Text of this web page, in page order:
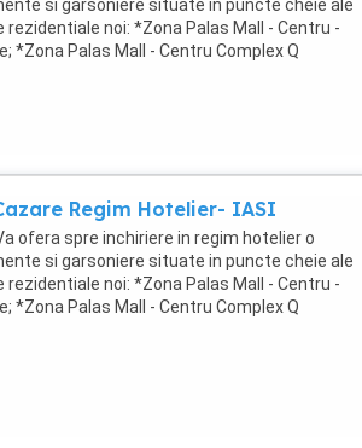
si garsoniere situate in puncte cheie ale
rezidentiale noi: *Zona Palas Mall - Centru -
*Zona Palas Mall - Centru Complex Q
- ...
Regim Hotelier- IASI
ofera spre inchiriere in regim hotelier o
si garsoniere situate in puncte cheie ale
rezidentiale noi: *Zona Palas Mall - Centru -
*Zona Palas Mall - Centru Complex Q
- ...